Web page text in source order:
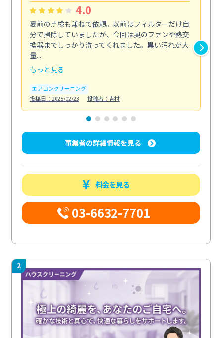
4.0
夏前の点検も兼ねて依頼。以前はフィルターだけ自
分で掃除していましたが、今回は奥のファンや熱交
換器までしっかり洗ってくれました。黒い汚れが大
量...
もっと見る
エアコンクリーニング
投稿日：2025/02/23
投稿者：吉村
事業者の詳細情報を見る
料金を見る
03-6632-7701
2